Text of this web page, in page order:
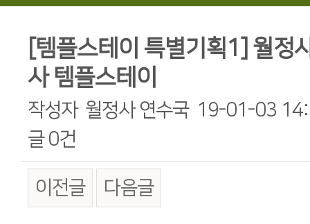
[템플스테이 특별기획1] 월정
사 템플스테이
작성자 월정사 연수국 19-01-03
글 0건
이전글 다음글